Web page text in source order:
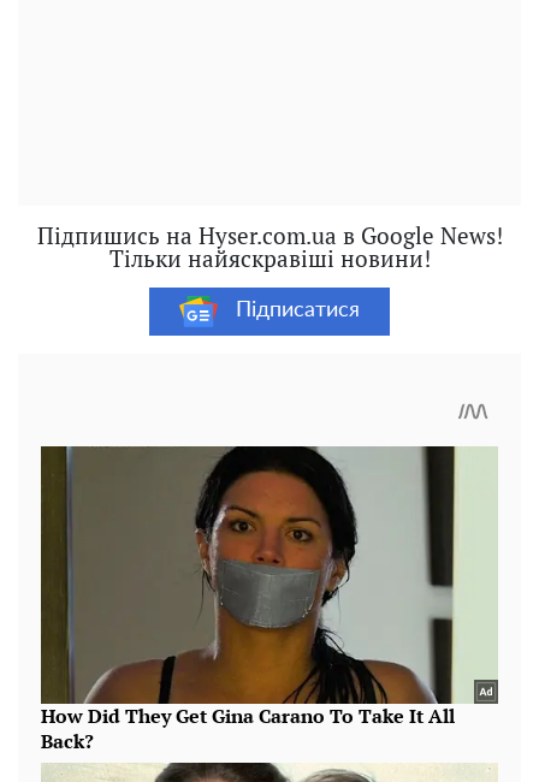
Підпишись на Hyser.com.ua в Google News!
Тільки найяскравіші новини!
Підписатися